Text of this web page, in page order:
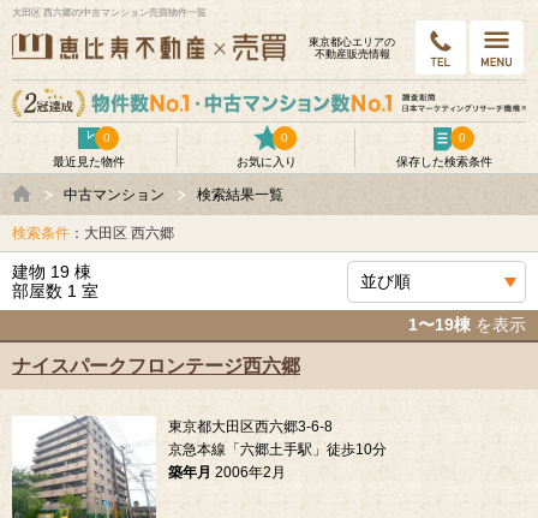
大田区 西六郷の中古マンション売買物件一覧
東京都⼼エリアの
不動産販売情報
最近見た物件
0
お気に入り
0
保存した検索条件
0
中古マンション 検索結果一覧
検索条件 ：大田区 西六郷
建物 19 棟
部屋数 1 室
1〜19棟 を表示
ナイスパークフロンテージ西六郷
東京都大田区西六郷3-6-8
京急本線「六郷土手駅」徒歩10分
築年月 2006年2月